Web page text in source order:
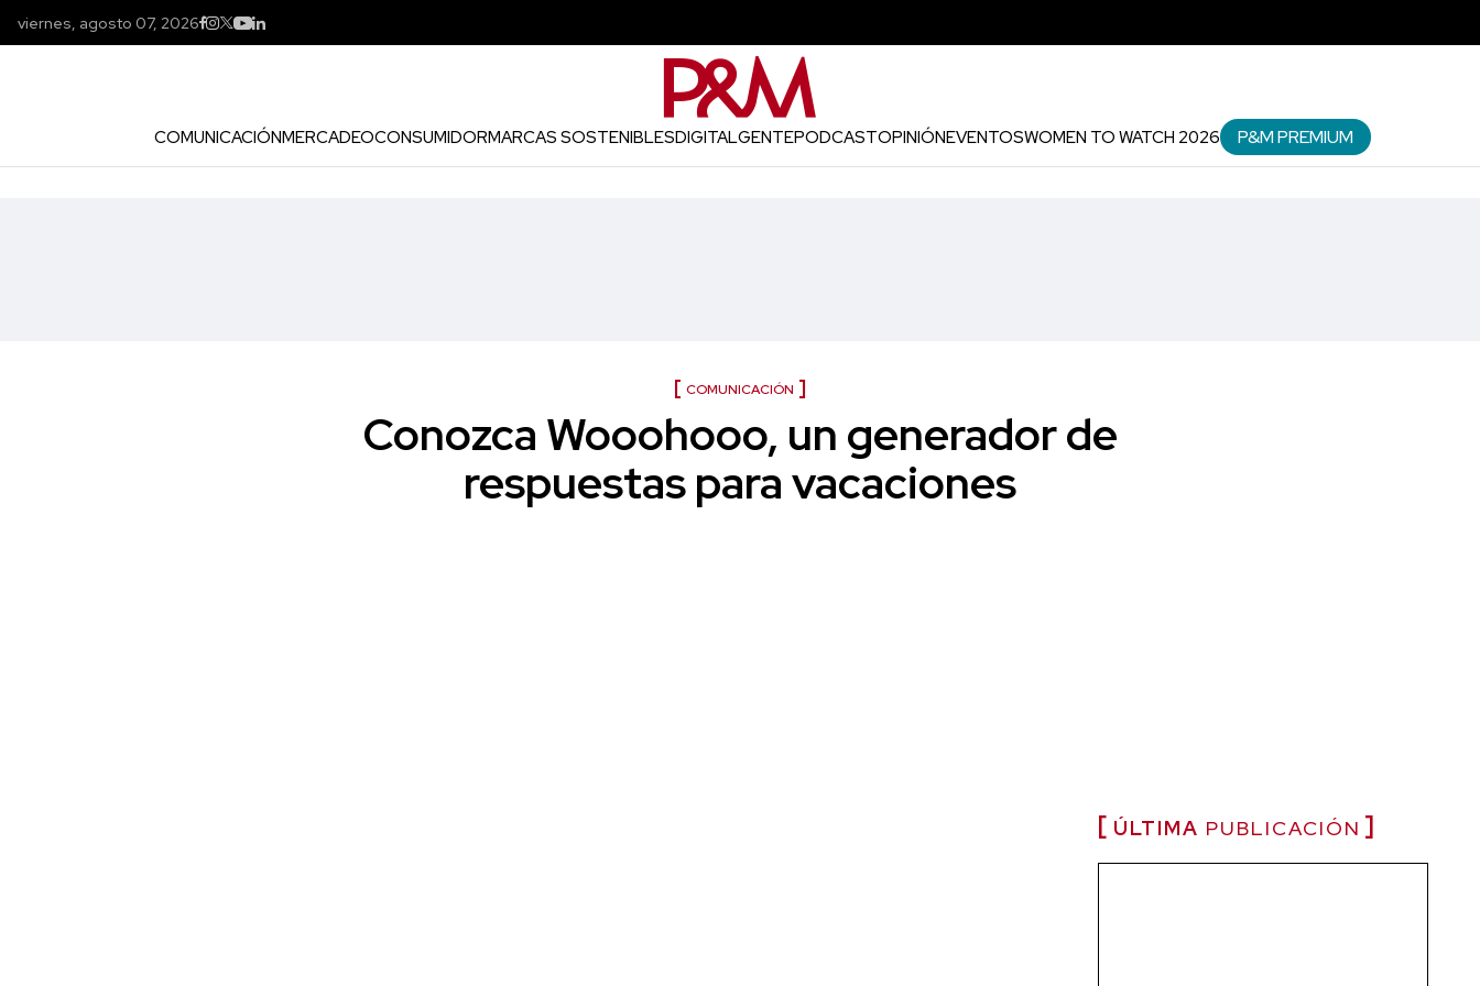
viernes, agosto 07, 2026
COMUNICACIÓNMERCADEOCONSUMIDORMARCAS SOSTENIBLESDIGITALGENTEPODCASTOPINIÓNEVENTOSWOMEN TO WATCH 2026 P&M PREMIUM
COMUNICACIÓN
Conozca Wooohooo, un generador de
respuestas para vacaciones
ÚLTIMA PUBLICACIÓN